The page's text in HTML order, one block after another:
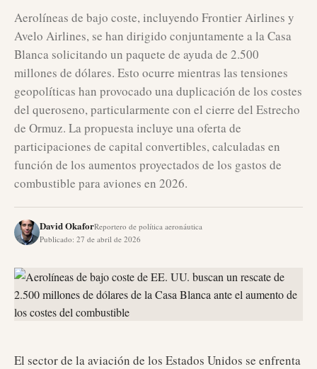
Aerolíneas de bajo coste, incluyendo Frontier Airlines y
Avelo Airlines, se han dirigido conjuntamente a la Casa
Blanca solicitando un paquete de ayuda de 2.500
millones de dólares. Esto ocurre mientras las tensiones
geopolíticas han provocado una duplicación de los costes
del queroseno, particularmente con el cierre del Estrecho
de Ormuz. La propuesta incluye una oferta de
participaciones de capital convertibles, calculadas en
función de los aumentos proyectados de los gastos de
combustible para aviones en 2026.
David OkaforReportero de política aeronáutica
Publicado: 27 de abril de 2026
El sector de la aviación de los Estados Unidos se enfrenta